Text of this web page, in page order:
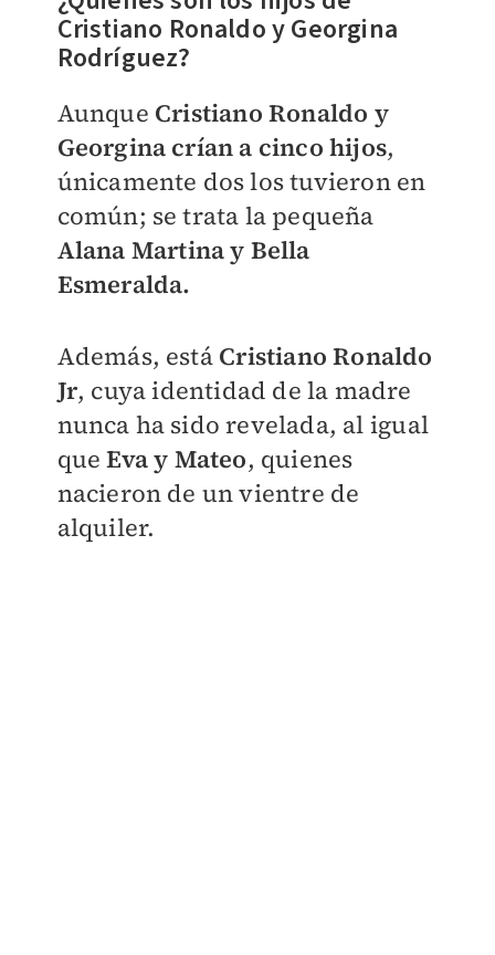
Cristiano Ronaldo y Georgina
Rodríguez?
Aunque Cristiano Ronaldo y
Georgina crían a cinco hijos,
únicamente dos los tuvieron en
común; se trata la pequeña
Alana Martina y Bella
Esmeralda.
Además, está Cristiano Ronaldo
Jr, cuya identidad de la madre
nunca ha sido revelada, al igual
queEva y Mateo, quienes
nacieron de un vientre de
alquiler.